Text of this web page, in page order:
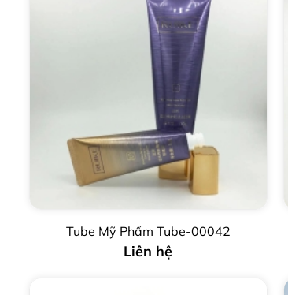
Tube Mỹ Phẩm Tube-00042
Liên hệ